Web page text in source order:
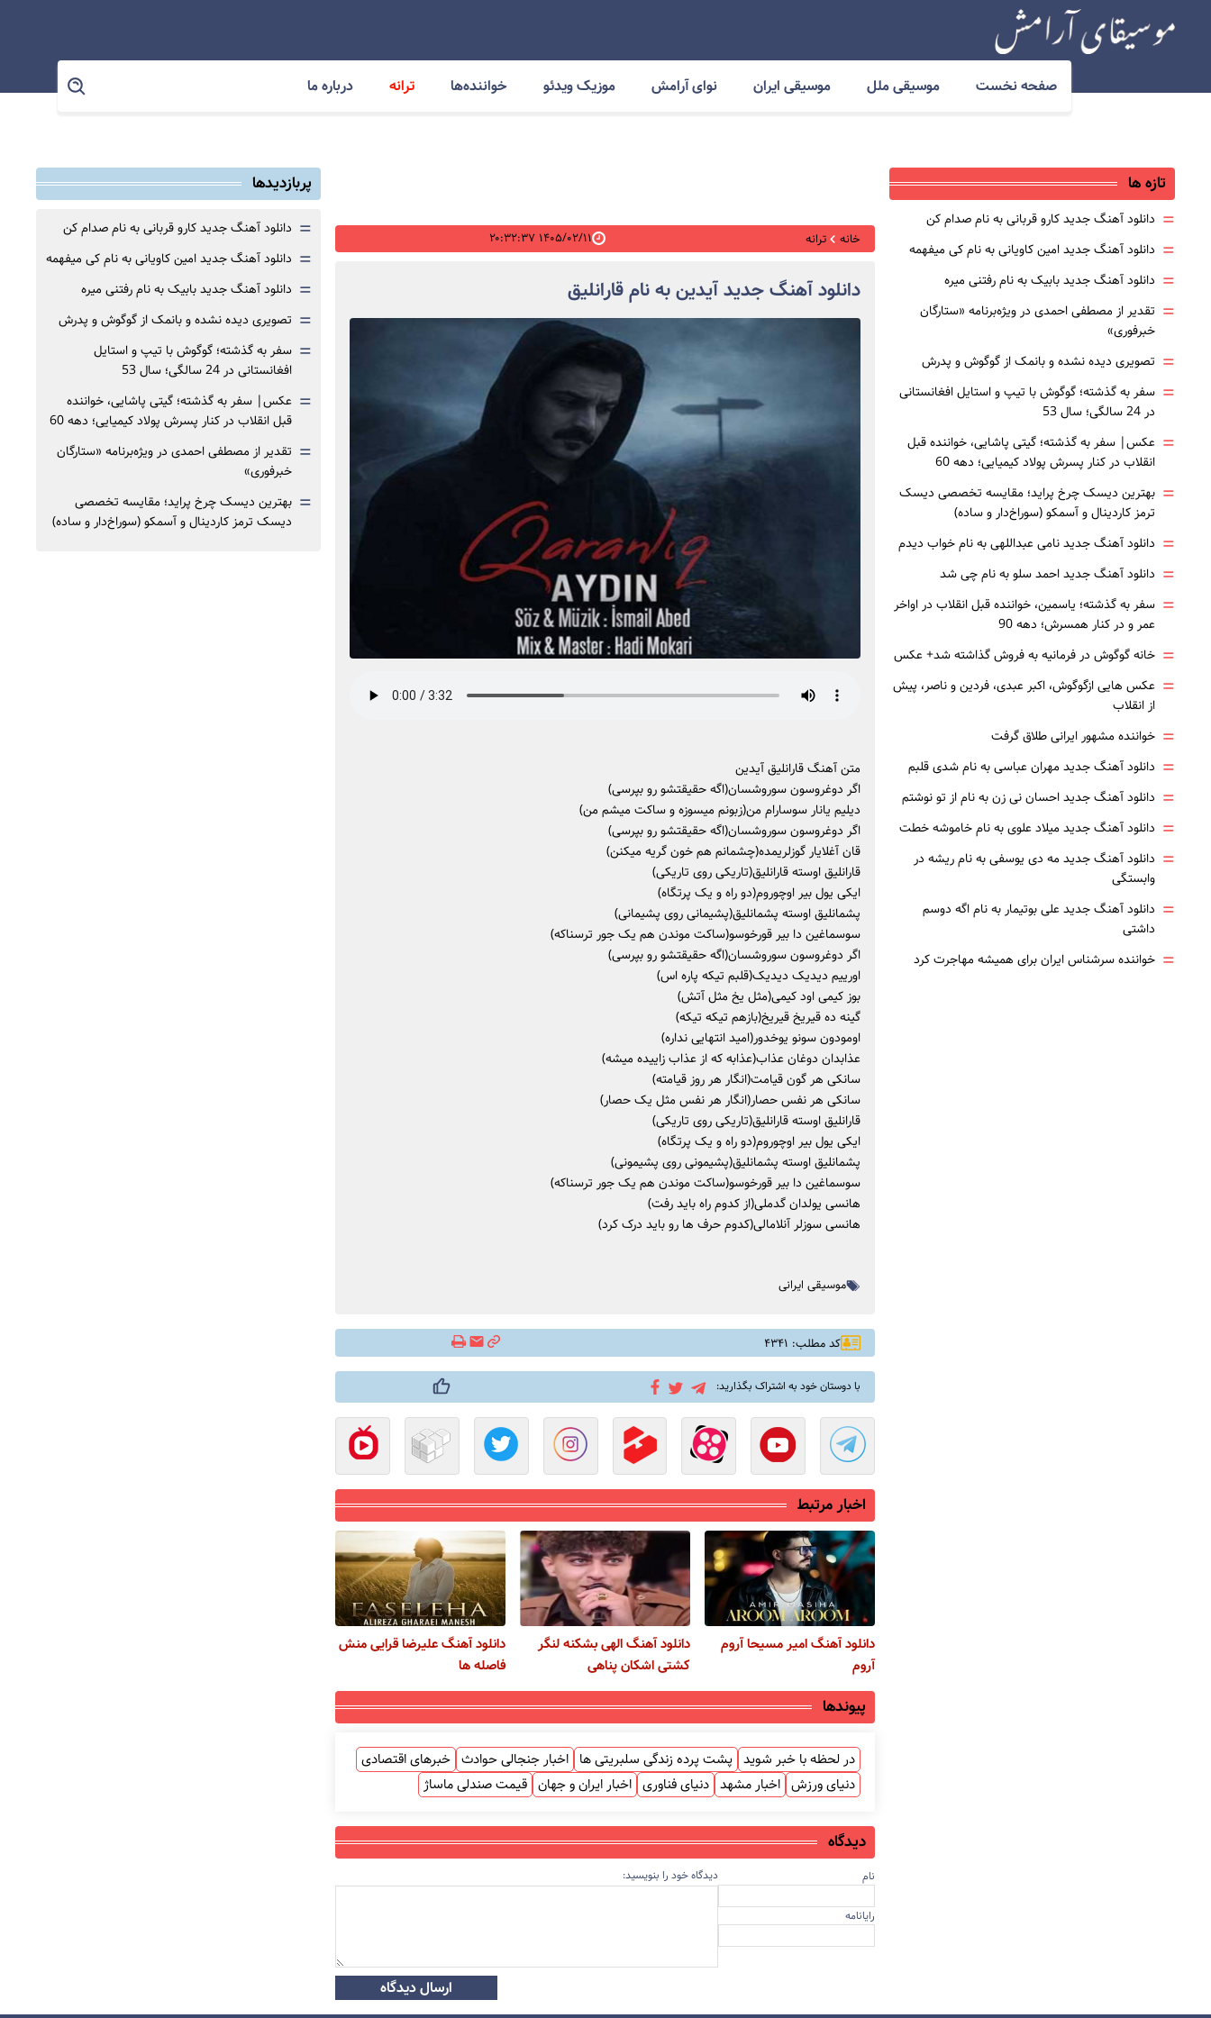
صفحه نخست موسیقی ملل موسیقی ایران نوای آرامش موزیک ویدئو خواننده‌ها ترانه درباره ما
خانه ترانه ۱۴۰۵/۰۲/۱۱ ۲۰:۳۲:۳۷
دانلود آهنگ جدید آیدین به نام قارانلیق
متن آهنگ قارانلیق آیدین
اگر دوغروسون سوروشسان(اگه حقیقتشو رو بپرسی)
دیلیم یانار سوسارام من(زبونم میسوزه و ساکت میشم من)
اگر دوغروسون سوروشسان(اگه حقیقتشو رو بپرسی)
قان آغلایار گوزلریمده(چشمانم هم خون گریه میکنن)
قارانلیق اوسته قارانلیق(تاریکی روی تاریکی)
ایکی یول بیر اوچوروم(دو راه و یک پرتگاه)
پشمانلیق اوسته پشمانلیق(پشیمانی روی پشیمانی)
سوسماغین دا بیر قورخوسو(ساکت موندن هم یک جور ترسناکه)
اگر دوغروسون سوروشسان(اگه حقیقتشو رو بپرسی)
اورییم دیدیک دیدیک(قلبم تیکه پاره اس)
بوز کیمی اود کیمی(مثل یخ مثل آتش)
گینه ده قیریخ قیریخ(بازهم تیکه تیکه)
اومودون سونو یوخدور(امید انتهایی نداره)
عذابدان دوغان عذاب(عذابه که از عذاب زاییده میشه)
سانکی هر گون قیامت(انگار هر روز قیامته)
سانکی هر نفس حصار(انگار هر نفس مثل یک حصار)
قارانلیق اوسته قارانلیق(تاریکی روی تاریکی)
ایکی یول بیر اوچوروم(دو راه و یک پرتگاه)
پشمانلیق اوسته پشمانلیق(پشیمونی روی پشیمونی)
سوسماغین دا بیر قورخوسو(ساکت موندن هم یک جور ترسناکه)
هانسی یولدان گدملی(از کدوم راه باید رفت)
هانسی سوزلر آنلامالی(کدوم حرف ها رو باید درک کرد)
موسیقی ایرانی
کد مطلب: ۴۳۴۱
با دوستان خود به اشتراک بگذارید:
اخبار مرتبط
دانلود آهنگ امیر مسیحا آروم
آروم
دانلود آهنگ الهی بشکنه لنگر
کشتی اشکان پناهی
دانلود آهنگ علیرضا قرایی منش
فاصله ها
پیوندها
در لحظه با خبر شوید پشت پرده زندگی سلبریتی ها اخبار جنجالی حوادث خبرهای اقتصادی
دنیای ورزش اخبار مشهد دنیای فناوری اخبار ایران و جهان قیمت صندلی ماساژ
دیدگاه
نام
رایانامه
دیدگاه خود را بنویسید:
ارسال دیدگاه
تازه ها
= دانلود آهنگ جدید کارو قربانی به نام صدام کن
= دانلود آهنگ جدید امین کاویانی به نام کی میفهمه
= دانلود آهنگ جدید بابیک به نام رفتنی میره
= تقدیر از مصطفی احمدی در ویژه‌برنامه «ستارگان
خبرفوری»
= تصویری دیده نشده و بانمک از گوگوش و پدرش
= سفر به گذشته؛ گوگوش با تیپ و استایل افغانستانی
در 24 سالگی؛ سال 53
= عکس| سفر به گذشته؛ گیتی پاشایی، خواننده قبل
انقلاب در کنار پسرش پولاد کیمیایی؛ دهه 60
= بهترین دیسک چرخ پراید؛ مقایسه تخصصی دیسک
ترمز کاردینال و آسمکو (سوراخ‌دار و ساده)
= دانلود آهنگ جدید نامی عبداللهی به نام خواب دیدم
= دانلود آهنگ جدید احمد سلو به نام چی شد
= سفر به گذشته؛ یاسمین، خواننده قبل انقلاب در اواخر
عمر و در کنار همسرش؛ دهه 90
= خانه گوگوش در فرمانیه به فروش گذاشته شد+ عکس
= عکس هایی ازگوگوش، اکبر عبدی، فردین و ناصر، پیش
از انقلاب
= خواننده مشهور ایرانی طلاق گرفت
= دانلود آهنگ جدید مهران عباسی به نام شدی قلبم
= دانلود آهنگ جدید احسان نی زن به نام از تو نوشتم
= دانلود آهنگ جدید میلاد علوی به نام خاموشه خطت
= دانلود آهنگ جدید مه دی یوسفی به نام ریشه در
وابستگی
= دانلود آهنگ جدید علی بوتیمار به نام اگه دوسم
داشتی
= خواننده سرشناس ایران برای همیشه مهاجرت کرد
پربازدیدها
= دانلود آهنگ جدید کارو قربانی به نام صدام کن
= دانلود آهنگ جدید امین کاویانی به نام کی میفهمه
= دانلود آهنگ جدید بابیک به نام رفتنی میره
= تصویری دیده نشده و بانمک از گوگوش و پدرش
= سفر به گذشته؛ گوگوش با تیپ و استایل
افغانستانی در 24 سالگی؛ سال 53
= عکس| سفر به گذشته؛ گیتی پاشایی، خواننده
قبل انقلاب در کنار پسرش پولاد کیمیایی؛ دهه 60
= تقدیر از مصطفی احمدی در ویژه‌برنامه «ستارگان
خبرفوری»
= بهترین دیسک چرخ پراید؛ مقایسه تخصصی
دیسک ترمز کاردینال و آسمکو (سوراخ‌دار و ساده)